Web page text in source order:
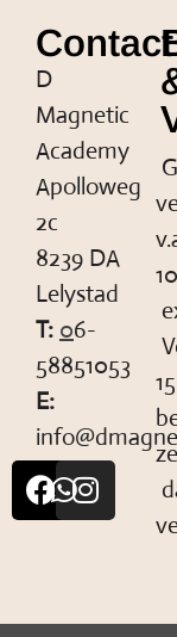
Contact
D
Magnetic
Academy
Apolloweg
2c
8239 DA
Lelystad
T: 06-
58851053
E: